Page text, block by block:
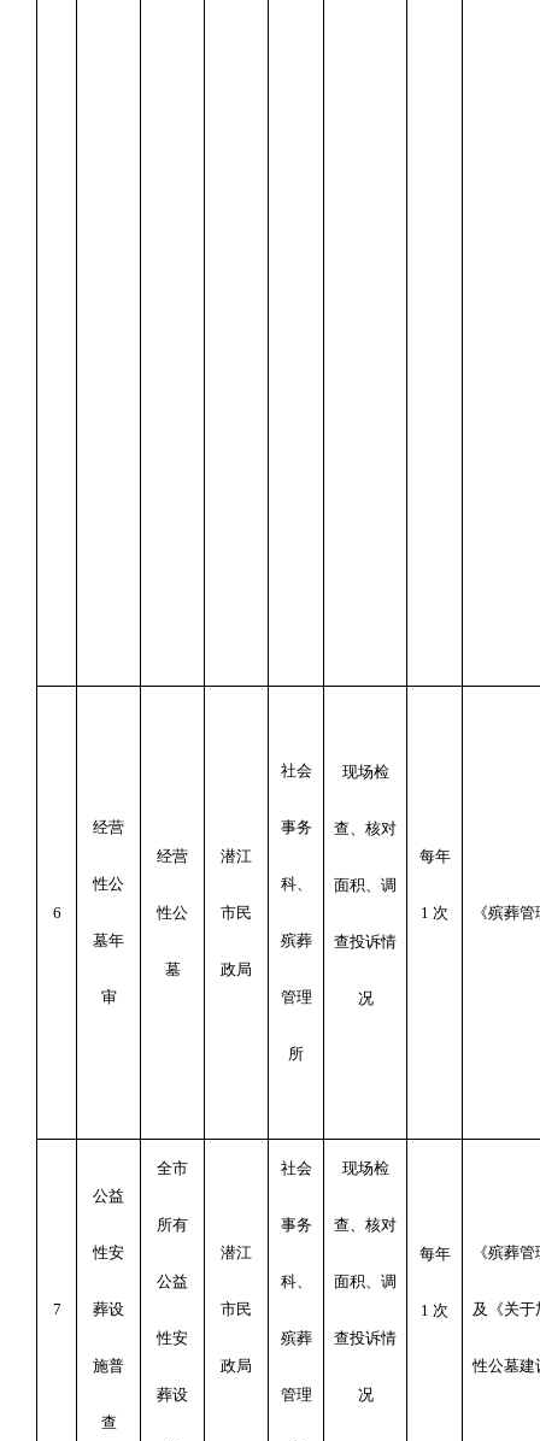
6
经营
性公
墓年
审
经营
性公
墓
潜江
市民
政局
社会
事务
科、
殡葬
管理
所
现场检
查、核对
面积、调
查投诉情
况
每年
1 次 《殡葬
7
公益
性安
葬设
施普
查
全市
所有
公益
性安
葬设
潜江
市民
政局
社会
事务
科、
殡葬
管理
现场检
查、核对
面积、调
查投诉情
况
每年
1 次
《殡葬
及《关于
性公墓建